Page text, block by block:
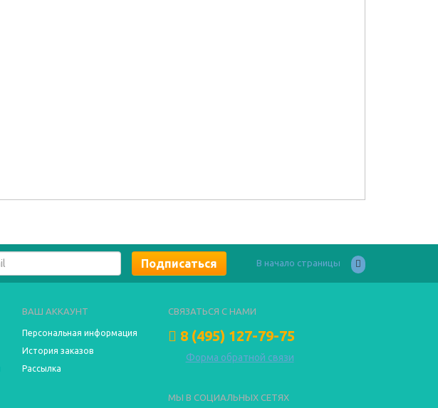
В начало страницы
ВАШ АККАУНТ
Персональная информация
История заказов
Рассылка
СВЯЗАТЬСЯ С НАМИ
8 (495) 127-79-75
Форма обратной связи
МЫ В СОЦИАЛЬНЫХ СЕТЯХ